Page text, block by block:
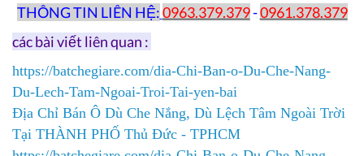
THÔNG TIN LIÊN HỆ:0963.379.379-0961.378.379
các bài viết liên quan :
https://batchegiare.com/dia-Chi-Ban-o-Du-Che-Nang-
Du-Lech-Tam-Ngoai-Troi-Tai-yen-bai
Địa Chỉ Bán Ô Dù Che Nắng, Dù Lệch Tâm Ngoài Trời
Tại THÀNH PHỐ Thủ Đức - TPHCM